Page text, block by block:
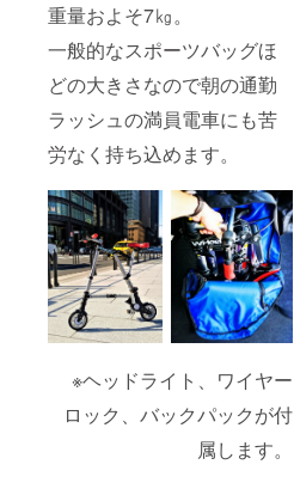
重量およそ7㎏。
一般的なスポーツバッグほ
どの大きさなので朝の通勤
ラッシュの満員電車にも苦
労なく持ち込めます。
※ヘッドライト、ワイヤー
ロック、バックパックが付
属します。